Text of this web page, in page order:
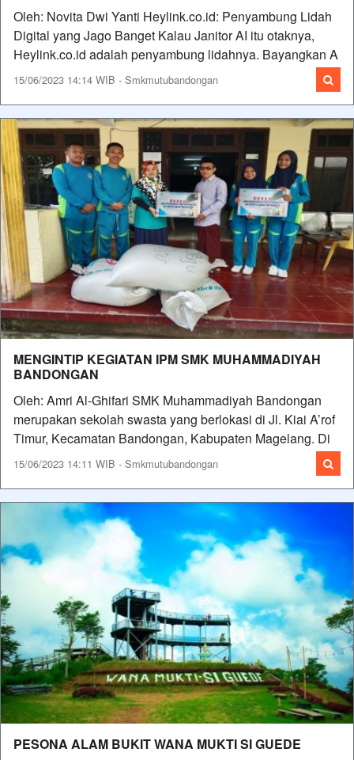
Oleh: Novita Dwi Yanti Heylink.co.id: Penyambung Lidah
Digital yang Jago Banget Kalau Janitor AI itu otaknya,
Heylink.co.id adalah penyambung lidahnya. Bayangkan A
15/06/2023 14:14 WIB - Smkmutubandongan
MENGINTIP KEGIATAN IPM SMK MUHAMMADIYAH
BANDONGAN
Oleh: Amri Al-Ghifari SMK Muhammadiyah Bandongan
merupakan sekolah swasta yang berlokasi di Jl. Kiai A’rof
Timur, Kecamatan Bandongan, Kabupaten Magelang. Di
15/06/2023 14:11 WIB - Smkmutubandongan
PESONA ALAM BUKIT WANA MUKTI SI GUEDE